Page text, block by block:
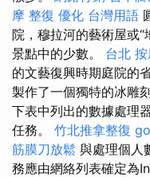
摩 整復 優化 台灣用語
院，穆拉河的藝術屋或“
景點中的少數。 台北
的文藝復興時期庭院的
製作了一個獨特的冰雕
下表中列出的數據處理
任務。 竹北推拿整復
筋膜刀放鬆 與處理個人
務應由網絡列表確定為